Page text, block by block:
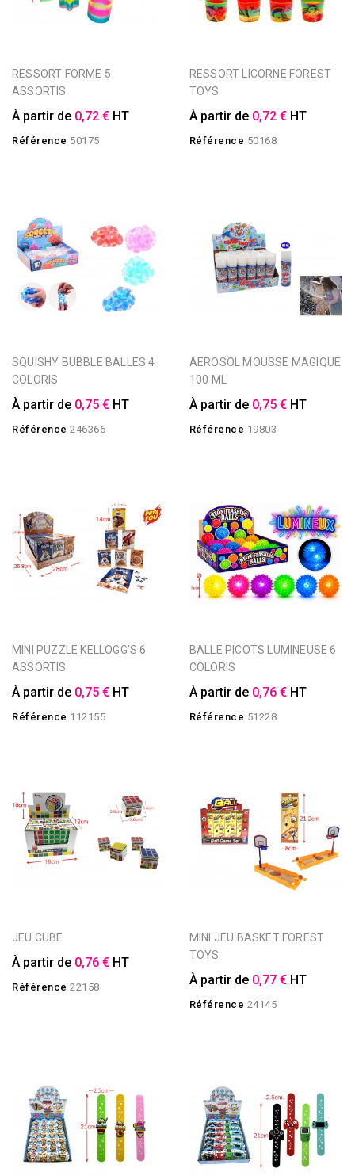
RESSORT FORME 5
ASSORTIS
À partir de 0,72 € HT
Référence 50175
RESSORT LICORNE FOREST
TOYS
À partir de 0,72 € HT
Référence 50168
SQUISHY BUBBLE BALLES 4
COLORIS
À partir de 0,75 € HT
Référence 246366
AEROSOL MOUSSE MAGIQUE
100 ML
À partir de 0,75 € HT
Référence 19803
MINI PUZZLE KELLOGG'S 6
ASSORTIS
À partir de 0,75 € HT
Référence 112155
BALLE PICOTS LUMINEUSE 6
COLORIS
À partir de 0,76 € HT
Référence 51228
JEU CUBE
À partir de 0,76 € HT
Référence 22158
MINI JEU BASKET FOREST
TOYS
À partir de 0,77 € HT
Référence 24145